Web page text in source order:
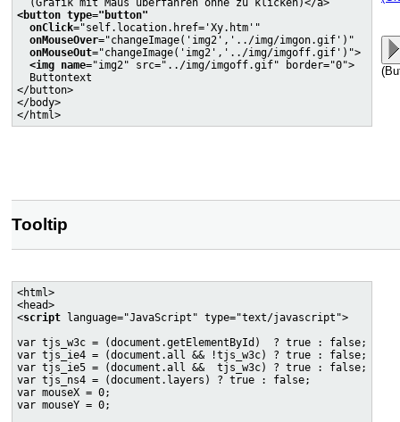
<button type="button"
onClick="self.location.href='Xy.htm'"
onMouseOver="changeImage('img2','../img/imgon.gif')"
onMouseOut="changeImage('img2','../img/imgoff.gif')">
<img name="img2" src="../img/imgoff.gif" border="0">
  Buttontext
</button>
</body>
Tooltip
<html>
<head>
<script language="JavaScript" type="text/javascript">
var tjs_w3c = (document.getElementById)  ? true : false;
var tjs_ie4 = (document.all && !tjs_w3c) ? true : false;
var tjs_ie5 = (document.all &&  tjs_w3c) ? true : false;
var tjs_ns4 = (document.layers) ? true : false;
var mouseX = 0;
var mouseY = 0;